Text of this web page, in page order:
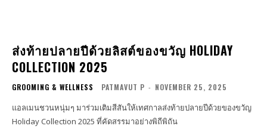
ส่งท้ายปลายปีด้วยลิสต์ของขวัญ HOLIDAY
COLLECTION 2025
GROOMING & WELLNESS PATMAVUT P - NOVEMBER 25, 2025
แอลเมนชวนหนุ่มๆ มาร่วม​​เติมสีสันให้เทศกาลส่งท้ายปลายปีด้วยของขวัญ
Holiday Collection 2025 ที่คัดสรรมาอย่างพิถีพิถัน